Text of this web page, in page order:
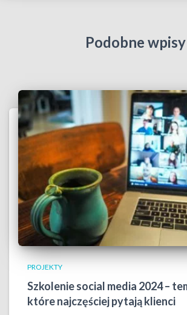
Podobne wpisy
PROJEKTY
Szkolenie social media 2024 –
które najczęściej pytają klienci